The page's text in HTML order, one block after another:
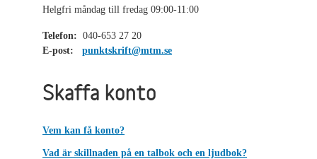
Helgfri måndag till fredag 09:00-11:00
Telefon: 040-653 27 20
E-post:
punktskrift@mtm.se
Skaffa konto
Vem kan få konto?
Vad är skillnaden på en talbok och en ljudbok?